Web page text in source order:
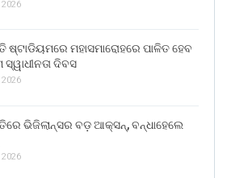
ଷ୍ଟାଡିୟମରେ ମହାସମାରୋହରେ ପାଳିତ ହେବ
ଦିବସ
ଭିଜିଲାନ୍ସର ବଡ଼ ଆକ୍ସନ୍, ବନ୍ଧାହେଲେ